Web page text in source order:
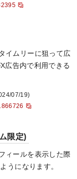
イムリーに狙って広
広告内で利用できる
07/19)
限定)
ィールを表示した際
うになります。